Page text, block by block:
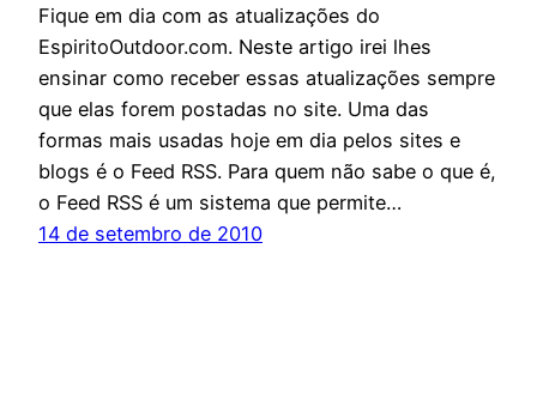
Fique em dia com as atualizações do
EspiritoOutdoor.com. Neste artigo irei lhes
ensinar como receber essas atualizações sempre
que elas forem postadas no site. Uma das
formas mais usadas hoje em dia pelos sites e
blogs é o Feed RSS. Para quem não sabe o que é,
o Feed RSS é um sistema que permite…
14 de setembro de 2010